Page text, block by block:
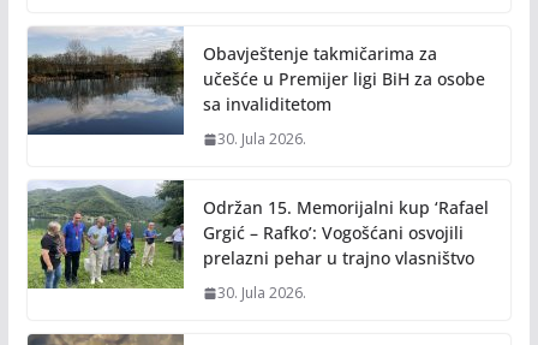
o
k
n
k
Obavještenje takmičarima za
učešće u Premijer ligi BiH za osobe
sa invaliditetom
30. Jula 2026.
Održan 15. Memorijalni kup ‘Rafael
Grgić – Rafko’: Vogošćani osvojili
prelazni pehar u trajno vlasništvo
30. Jula 2026.